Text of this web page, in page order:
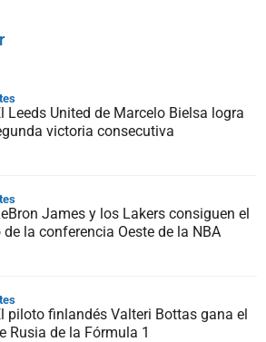
Leeds United de Marcelo Bielsa logra
victoria consecutiva
James y los Lakers consiguen el
la conferencia Oeste de la NBA
piloto finlandés Valteri Bottas gana el
Rusia de la Fórmula 1